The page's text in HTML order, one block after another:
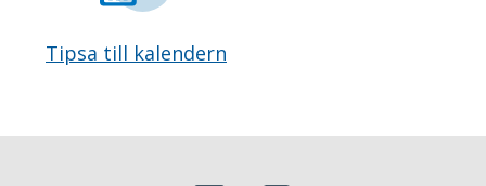
Tipsa till kalendern